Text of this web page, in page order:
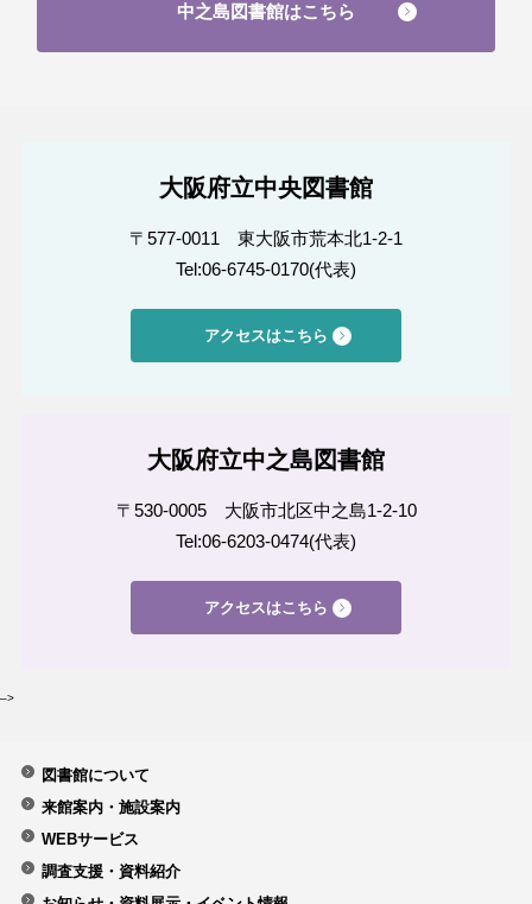
中之島図書館はこちら
大阪府立中央図書館
〒577-0011 東大阪市荒本北1-2-1
Tel:06-6745-0170(代表)
アクセスはこちら
大阪府立中之島図書館
〒530-0005 大阪市北区中之島1-2-10
Tel:06-6203-0474(代表)
アクセスはこちら
–>
図書館について
来館案内・施設案内
WEBサービス
調査支援・資料紹介